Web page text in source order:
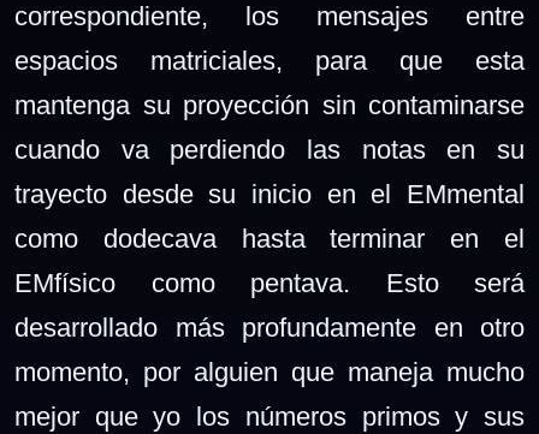
correspondiente, los mensajes entre
espacios matriciales, para que esta
mantenga su proyección sin contaminarse
cuando va perdiendo las notas en su
trayecto desde su inicio en el EMmental
como dodecava hasta terminar en el
EMfísico como pentava. Esto será
desarrollado más profundamente en otro
momento, por alguien que maneja mucho
mejor que yo los números primos y sus